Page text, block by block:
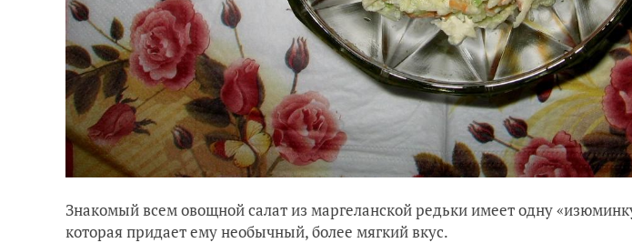
Знакомый всем овощной салат из маргеланской редьки имеет одну
которая придает ему необычный, более мягкий вкус.